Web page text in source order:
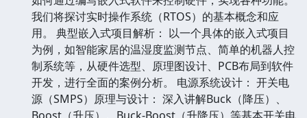
我们将探讨实时操作系统（RTOS）的基本概念和应
用。 典型嵌入式项目解析： 以一个具体的嵌入式项目
为例，如智能家居的温湿度监测节点、简单的机器人控
制系统等，从硬件选型、原理图设计、PCB布局到软件
开发，进行全面的案例分析。 电源系统设计： 开关电
源（SMPS）原理与设计： 深入讲解Buck（降压）、